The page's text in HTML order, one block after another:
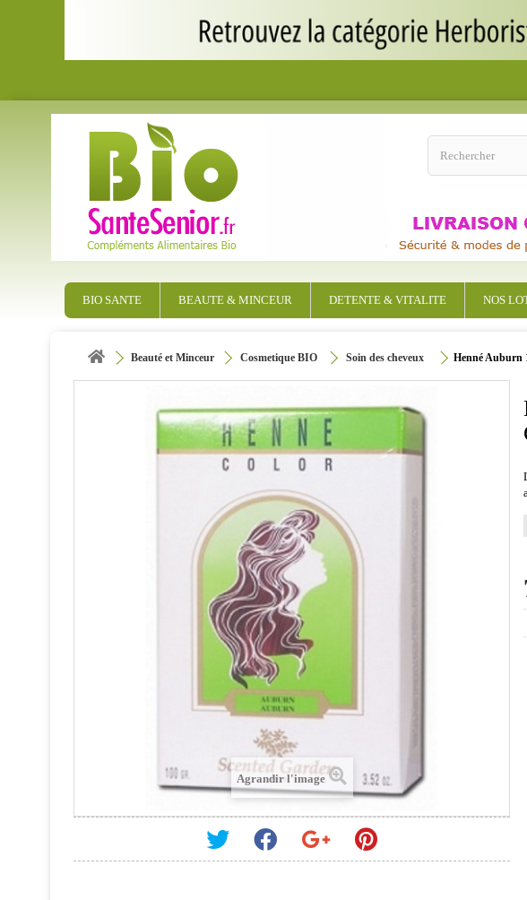
BIO SANTE BEAUTE & MINCEUR DETENTE & VITALITE NOS
Beauté et Minceur Cosmetique BIO Soin des cheveux Henné Auburn
Agrandir l'image